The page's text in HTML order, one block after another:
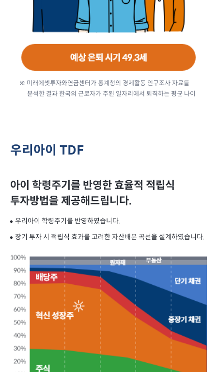
※ 미래에셋투자와연금센터가 통계청의 경제활동 인구조사 자료를
분석한 결과 한국의 근로자가 주된 일자리에서 퇴직하는 평균 나이
우리아이 TDF
아이 학령주기를 반영한 효율적 적립식
투자방법을 제공해드립니다.
우리아이 학령주기를 반영하였습니다.
장기 투자 시 적립식 효과를 고려한 자산배분 곡선을 설계하였습니다.